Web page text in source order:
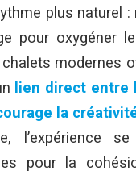
plus naturel
pour oxygéner
modernes
lien direct entre
la
l’expérience
pour la